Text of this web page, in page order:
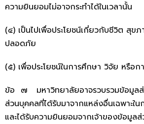
ความยินยอมไม่อาจกระทำได้ในเวลานั้น
(๔) เป็นไปเพื่อประโยชน์เกี่ยวกับชีวิต สุข
ปลอดภัย
(๕) เพื่อประโยชน์ในการศึกษา วิจัย หรือ
ข้อ ๗ มหาวิทยาลัยอาจรวบรวมข้อมูลส่
ส่วนบุคคลที่ได้รับมาจากแหล่งอื่นเฉพาะใ
และได้รับความยินยอมจากเจ้าของข้อมูล